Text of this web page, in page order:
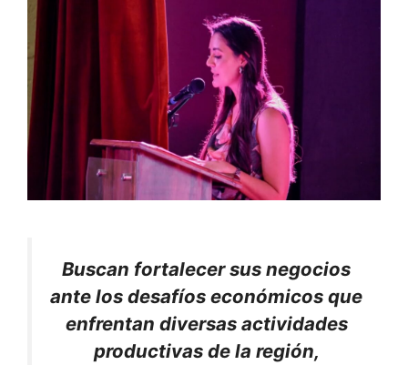
Buscan fortalecer sus negocios
ante los desafíos económicos que
enfrentan diversas actividades
productivas de la región,